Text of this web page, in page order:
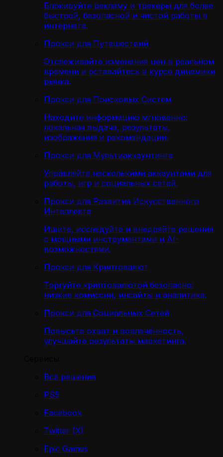
Блокируйте рекламу и трекеры для более
быстрой, безопасной и чистой работы в
интернете.
Прокси для Путешествий
Отслеживайте изменения цен в реальном
времени и оставайтесь в курсе динамики
рынка.
Прокси для Поисковых Систем
Находите информацию мгновенно:
локальная выдача, результаты,
изображения и рекомендации.
Прокси для Мультиаккаунтинга
Управляйте несколькими аккаунтами для
работы, игр и социальных сетей.
Прокси для Развития Искусственного
Интеллекта
Ищите, исследуйте и внедряйте решения
с мощными инструментами и AI-
возможностями.
Прокси для Криптовалют
Торгуйте криптовалютой безопасно:
низкие комиссии, инсайты и аналитика.
Прокси для Социальных Сетей
Повысьте охват и вовлечённость,
улучшайте результаты маркетинга.
Все решения
PS5
Facebook
Twitter (X)
Epic Games